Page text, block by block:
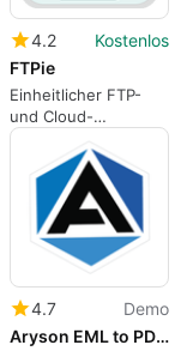
4.2
Kostenlos
FTPie
Einheitlicher FTP-
und Cloud-
Dateimanager für
Windows
4.7
Demo
Aryson EML to PDF Converter